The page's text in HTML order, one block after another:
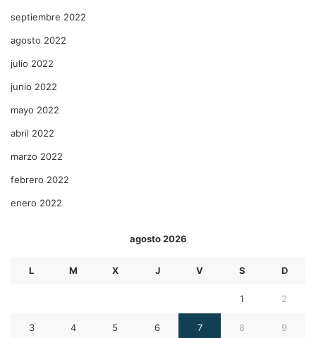
septiembre 2022
agosto 2022
julio 2022
junio 2022
mayo 2022
abril 2022
marzo 2022
febrero 2022
enero 2022
agosto 2026
L M X J V S D
1 2
3 4 5 6 7 8 9